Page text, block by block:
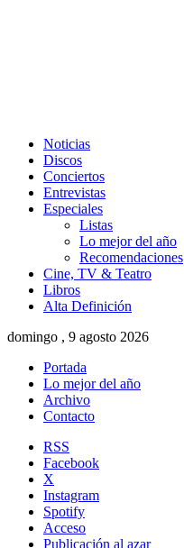
Noticias
Discos
Conciertos
Entrevistas
Especiales
Listas
Lo mejor del año
Recomendaciones
Cine, TV & Teatro
Libros
Alta Definición
domingo , 9 agosto 2026
Portada
Lo mejor del año
Archivo
Contacto
RSS
Facebook
X
Instagram
Spotify
Acceso
Publicación al azar